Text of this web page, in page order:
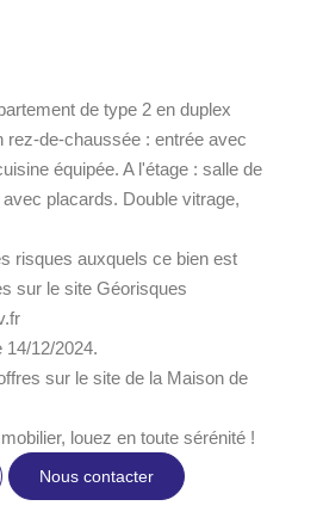
de type 2 en duplex
rez-de-chaussée : entrée avec
équipée. A l'étage : salle de
placards. Double vitrage,
risques auxquels ce bien est
sur le site Géorisques
14/12/2024.
sur le site de la Maison de
louez en toute sérénité !
Nous contacter